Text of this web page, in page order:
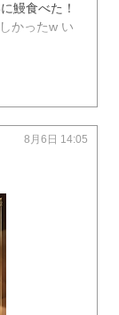
鰻食べた！
かったw い
8月6日 14:05